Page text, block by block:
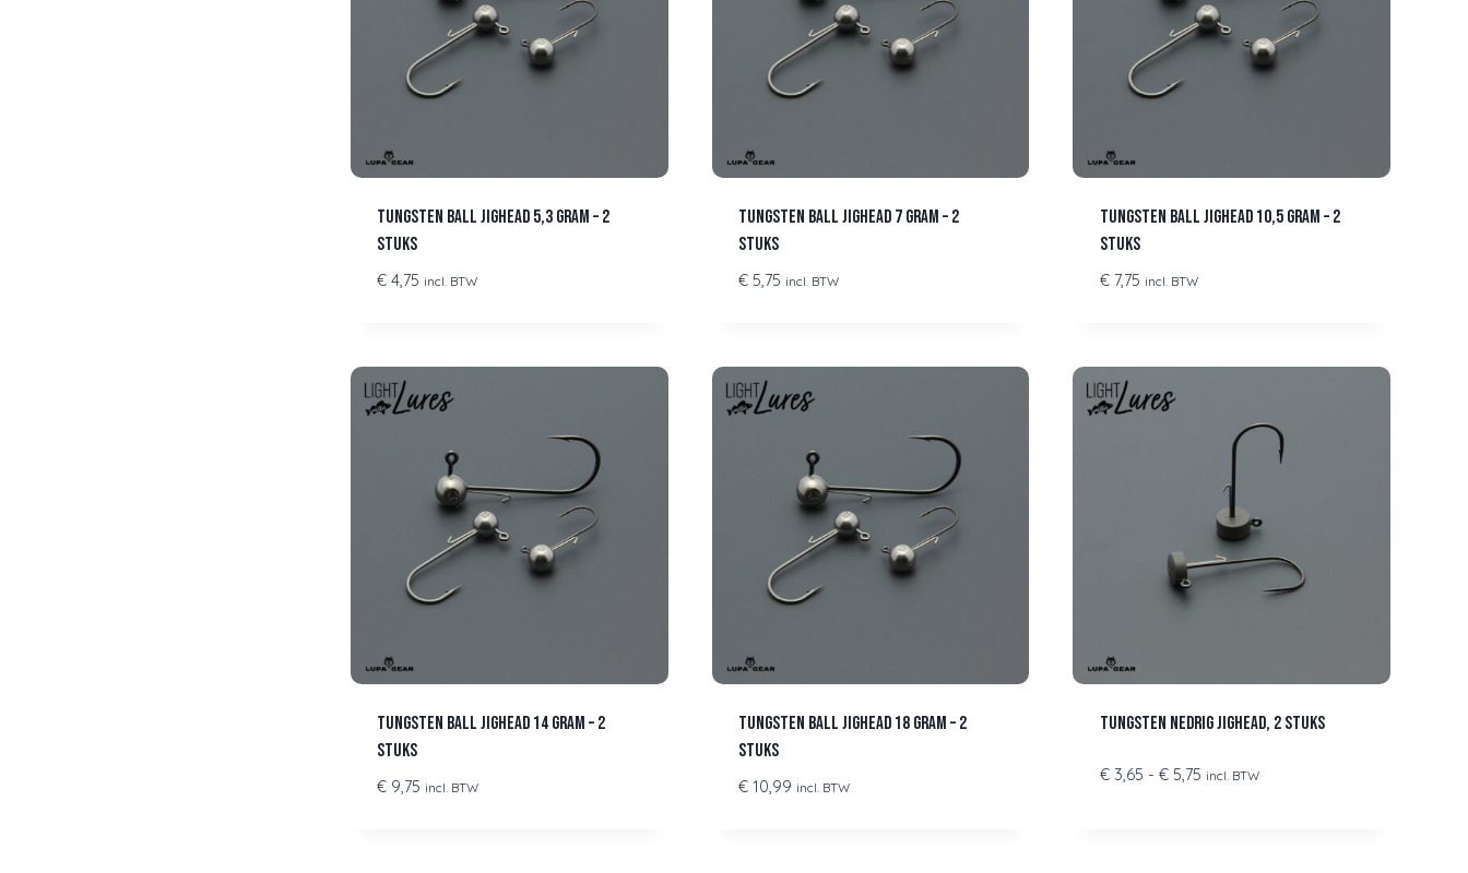
Tungsten Ball Jighead 5,3 gram – 2
stuks
€ 4,75 incl. BTW
Tungsten Ball Jighead 7 gram – 2
stuks
€ 5,75 incl. BTW
Tungsten Ball Jighead 10,5 gram – 2
stuks
€7,75 incl. BTW
Tungsten Ball Jighead 14 gram – 2
stuks
€ 9,75 incl. BTW
Tungsten Ball Jighead 18 gram – 2
stuks
€ 10,99 incl. BTW
Tungsten nedrig jighead, 2 stuks
€3,65 - €5,75Prijsklasse:
incl. BTW